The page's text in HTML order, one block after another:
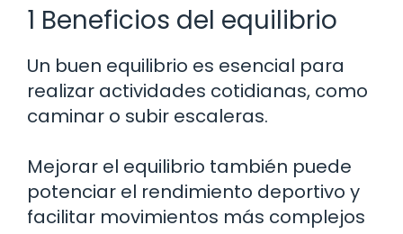
1 Beneficios del equilibrio
Un buen equilibrio es esencial para
realizar actividades cotidianas, como
caminar o subir escaleras.
Mejorar el equilibrio también puede
potenciar el rendimiento deportivo y
facilitar movimientos más complejos